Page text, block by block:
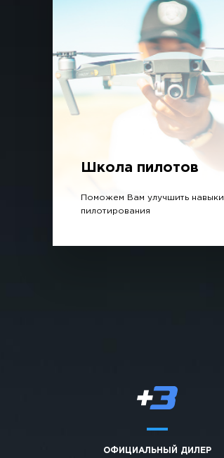
Школа пилотов
Поможем Вам улучшить навыки
пилотирования
ОФИЦИАЛЬНЫЙ ДИЛЕР